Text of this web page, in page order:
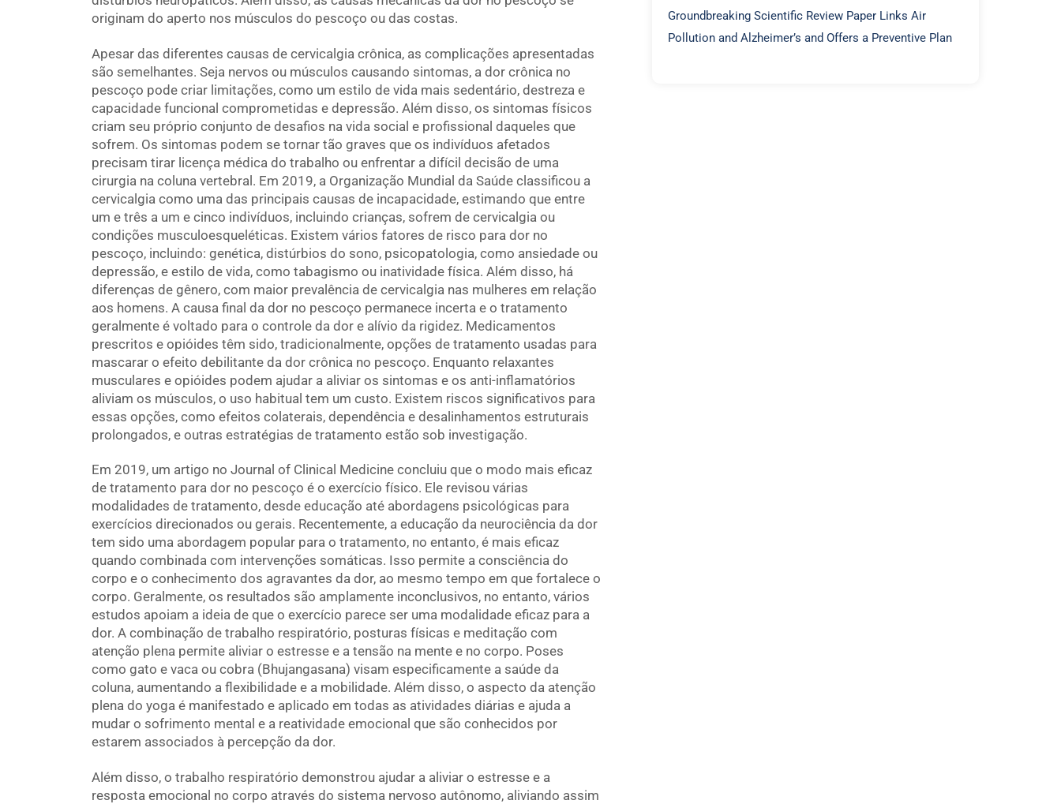
originam do aperto nos músculos do pescoço ou das costas.
Apesar das diferentes causas de cervicalgia crônica, as complicações apresentadas
são semelhantes. Seja nervos ou músculos causando sintomas, a dor crônica no
pescoço pode criar limitações, como um estilo de vida mais sedentário, destreza e
capacidade funcional comprometidas e depressão. Além disso, os sintomas físicos
criam seu próprio conjunto de desafios na vida social e profissional daqueles que
sofrem. Os sintomas podem se tornar tão graves que os indivíduos afetados
precisam tirar licença médica do trabalho ou enfrentar a difícil decisão de uma
cirurgia na coluna vertebral. Em 2019, a Organização Mundial da Saúde classificou a
cervicalgia como uma das principais causas de incapacidade, estimando que entre
um e três a um e cinco indivíduos, incluindo crianças, sofrem de cervicalgia ou
condições musculoesqueléticas. Existem vários fatores de risco para dor no
pescoço, incluindo: genética, distúrbios do sono, psicopatologia, como ansiedade ou
depressão, e estilo de vida, como tabagismo ou inatividade física. Além disso, há
diferenças de gênero, com maior prevalência de cervicalgia nas mulheres em relação
aos homens. A causa final da dor no pescoço permanece incerta e o tratamento
geralmente é voltado para o controle da dor e alívio da rigidez. Medicamentos
prescritos e opióides têm sido, tradicionalmente, opções de tratamento usadas para
mascarar o efeito debilitante da dor crônica no pescoço. Enquanto relaxantes
musculares e opióides podem ajudar a aliviar os sintomas e os anti-inflamatórios
aliviam os músculos, o uso habitual tem um custo. Existem riscos significativos para
essas opções, como efeitos colaterais, dependência e desalinhamentos estruturais
prolongados, e outras estratégias de tratamento estão sob investigação.
Em 2019, um artigo no Journal of Clinical Medicine concluiu que o modo mais eficaz
de tratamento para dor no pescoço é o exercício físico. Ele revisou várias
modalidades de tratamento, desde educação até abordagens psicológicas para
exercícios direcionados ou gerais. Recentemente, a educação da neurociência da dor
tem sido uma abordagem popular para o tratamento, no entanto, é mais eficaz
quando combinada com intervenções somáticas. Isso permite a consciência do
corpo e o conhecimento dos agravantes da dor, ao mesmo tempo em que fortalece o
corpo. Geralmente, os resultados são amplamente inconclusivos, no entanto, vários
estudos apoiam a ideia de que o exercício parece ser uma modalidade eficaz para a
dor. A combinação de trabalho respiratório, posturas físicas e meditação com
atenção plena permite aliviar o estresse e a tensão na mente e no corpo. Poses
como gato e vaca ou cobra (Bhujangasana) visam especificamente a saúde da
coluna, aumentando a flexibilidade e a mobilidade. Além disso, o aspecto da atenção
plena do yoga é manifestado e aplicado em todas as atividades diárias e ajuda a
mudar o sofrimento mental e a reatividade emocional que são conhecidos por
estarem associados à percepção da dor.
Além disso, o trabalho respiratório demonstrou ajudar a aliviar o estresse e a
resposta emocional no corpo através do sistema nervoso autônomo, aliviando assim
Groundbreaking Scientific Review Paper Links Air
Pollution and Alzheimer’s and Offers a Preventive Plan